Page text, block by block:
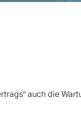
auch die